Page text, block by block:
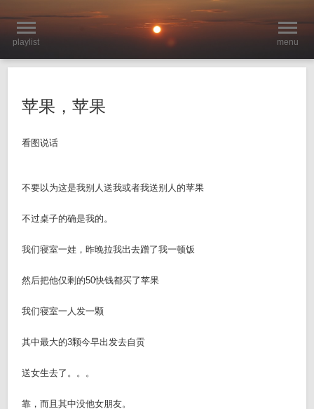
playlist menu
苹果，苹果
看图说话
不要以为这是我别人送我或者我送别人的苹果
不过桌子的确是我的。
我们寝室一娃，昨晚拉我出去蹭了我一顿饭
然后把他仅剩的50快钱都买了苹果
我们寝室一人发一颗
其中最大的3颗今早出发去自贡
送女生去了。。。
靠，而且其中没他女朋友。